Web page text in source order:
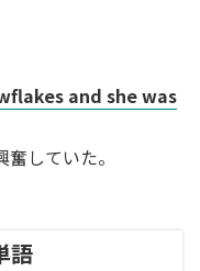
and she was
していた。
語